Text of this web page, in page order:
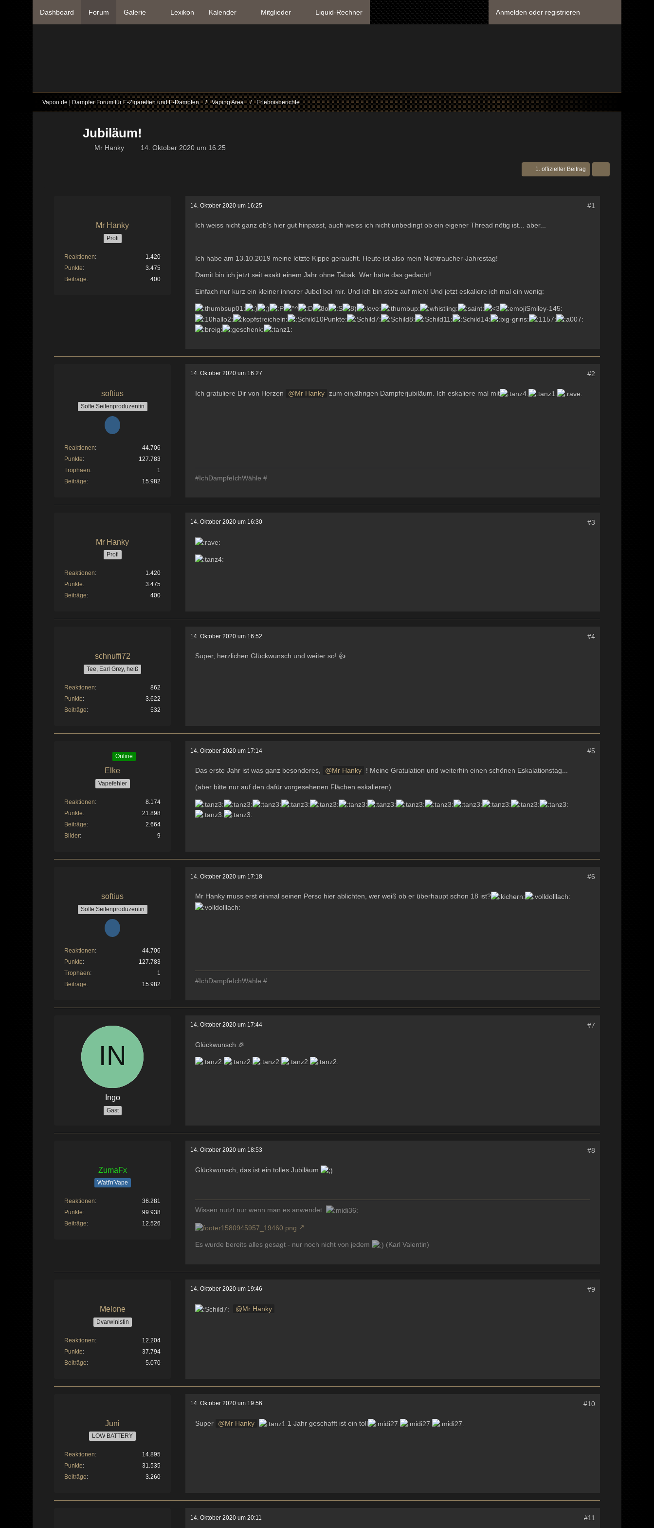
Dashboard Forum Galerie Lexikon Kalender Mitglieder Liquid-Rechner Anmelden oder registrieren
Vapoo.de | Dampfer Forum für E-Zigaretten und E-Dampfen Vaping Area Erlebnisberichte
Jubiläum!
Mr Hanky 14. Oktober 2020 um 16:25
1. offizieller Beitrag
Mr Hanky
Profi
Reaktionen
1.420
Punkte
3.475
Beiträge
400
14. Oktober 2020 um 16:25 #1
Ich weiss nicht ganz ob's hier gut hinpasst, auch weiss ich nicht unbedingt ob ein eigener Thread nötig ist... aber...
Ich habe am 13.10.2019 meine letzte Kippe geraucht. Heute ist also mein Nichtraucher-Jahrestag!
Damit bin ich jetzt seit exakt einem Jahr ohne Tabak. Wer hätte das gedacht!
Einfach nur kurz ein kleiner innerer Jubel bei mir. Und ich bin stolz auf mich! Und jetzt eskaliere ich mal ein wenig:
softius
Softe Seifenproduzentin
Reaktionen
44.706
Punkte
127.783
Trophäen
1
Beiträge
15.982
14. Oktober 2020 um 16:27 #2
Ich gratuliere Dir von Herzen Mr Hanky zum einjährigen Dampferjubiläum. Ich eskaliere mal mit
#IchDampfeIchWähle #
Mr Hanky
Profi
Reaktionen
1.420
Punkte
3.475
Beiträge
400
14. Oktober 2020 um 16:30 #3
schnuffi72
Tee, Earl Grey, heiß
Reaktionen
862
Punkte
3.622
Beiträge
532
14. Oktober 2020 um 16:52 #4
Super, herzlichen Glückwunsch und weiter so! 👍
Online
Elke
Vapefehler
Reaktionen
8.174
Punkte
21.898
Beiträge
2.664
Bilder
9
14. Oktober 2020 um 17:14 #5
Das erste Jahr ist was ganz besonderes, Mr Hanky ! Meine Gratulation und weiterhin einen schönen Eskalationstag...
(aber bitte nur auf den dafür vorgesehenen Flächen eskalieren)
softius
Softe Seifenproduzentin
Reaktionen
44.706
Punkte
127.783
Trophäen
1
Beiträge
15.982
14. Oktober 2020 um 17:18 #6
Mr Hanky muss erst einmal seinen Perso hier ablichten, wer weiß ob er überhaupt schon 18 ist?
#IchDampfeIchWähle #
Ingo
Gast
14. Oktober 2020 um 17:44 #7
Glückwunsch 🎉
ZumaFx
Watt'n'Vape
Reaktionen
36.281
Punkte
99.938
Beiträge
12.526
14. Oktober 2020 um 18:53 #8
Glückwunsch, das ist ein tolles Jubiläum
Wissen nutzt nur wenn man es anwendet.
Es wurde bereits alles gesagt - nur noch nicht von jedem (Karl Valentin)
Melone
Dvarwinistin
Reaktionen
12.204
Punkte
37.794
Beiträge
5.070
14. Oktober 2020 um 19:46 #9
Mr Hanky
Juni
LOW BATTERY
Reaktionen
14.895
Punkte
31.535
Beiträge
3.260
14. Oktober 2020 um 19:56 #10
Super Mr Hanky 1 Jahr geschafft ist ein toll
14. Oktober 2020 um 20:11 #11